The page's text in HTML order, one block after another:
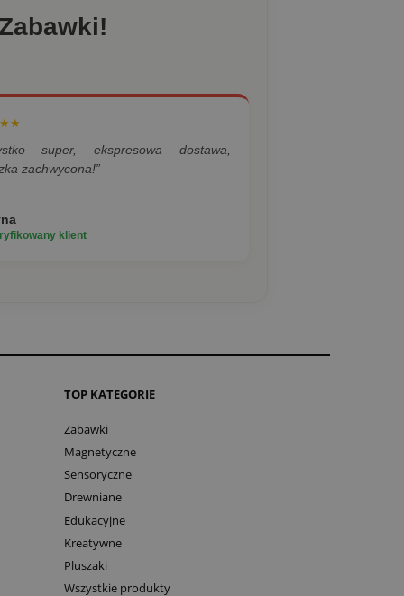
super, ekspresowa dostawa,
zachwycona!”
klient
TOP KATEGORIE
Zabawki
Magnetyczne
Sensoryczne
Drewniane
Edukacyjne
Kreatywne
Pluszaki
Wszystkie produkty